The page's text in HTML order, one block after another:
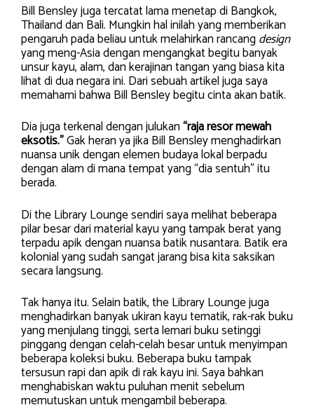
Bill Bensley juga tercatat lama menetap di Bangkok,
Thailand dan Bali. Mungkin hal inilah yang memberikan
pengaruh pada beliau untuk melahirkan rancang design
yang meng-Asia dengan mengangkat begitu banyak
unsur kayu, alam, dan kerajinan tangan yang biasa kita
lihat di dua negara ini. Dari sebuah artikel juga saya
memahami bahwa Bill Bensley begitu cinta akan batik.
Dia juga terkenal dengan julukan“raja resor mewah
eksotis.”Gak heran ya jika Bill Bensley menghadirkan
nuansa unik dengan elemen budaya lokal berpadu
dengan alam di mana tempat yang “dia sentuh” itu
berada.
Di the Library Lounge sendiri saya melihat beberapa
pilar besar dari material kayu yang tampak berat yang
terpadu apik dengan nuansa batik nusantara. Batik era
kolonial yang sudah sangat jarang bisa kita saksikan
secara langsung.
Tak hanya itu. Selain batik, the Library Lounge juga
menghadirkan banyak ukiran kayu tematik, rak-rak buku
yang menjulang tinggi, serta lemari buku setinggi
pinggang dengan celah-celah besar untuk menyimpan
beberapa koleksi buku. Beberapa buku tampak
tersusun rapi dan apik di rak kayu ini. Saya bahkan
menghabiskan waktu puluhan menit sebelum
memutuskan untuk mengambil beberapa.